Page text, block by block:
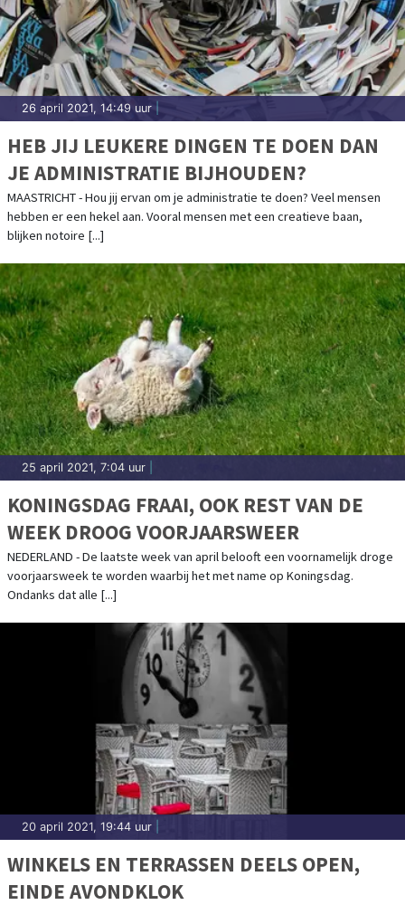
26 april 2021, 14:49 uur
HEB JIJ LEUKERE DINGEN TE DOEN DAN
JE ADMINISTRATIE BIJHOUDEN?
MAASTRICHT - Hou jij ervan om je administratie te doen? Veel mensen
hebben er een hekel aan. Vooral mensen met een creatieve baan,
blijken notoire [...]
25 april 2021, 7:04 uur
KONINGSDAG FRAAI, OOK REST VAN DE
WEEK DROOG VOORJAARSWEER
NEDERLAND - De laatste week van april belooft een voornamelijk droge
voorjaarsweek te worden waarbij het met name op Koningsdag.
Ondanks dat alle [...]
20 april 2021, 19:44 uur
WINKELS EN TERRASSEN DEELS OPEN,
EINDE AVONDKLOK